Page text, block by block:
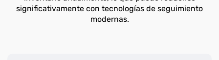
significativamente con tecnologías de seguimiento
modernas.